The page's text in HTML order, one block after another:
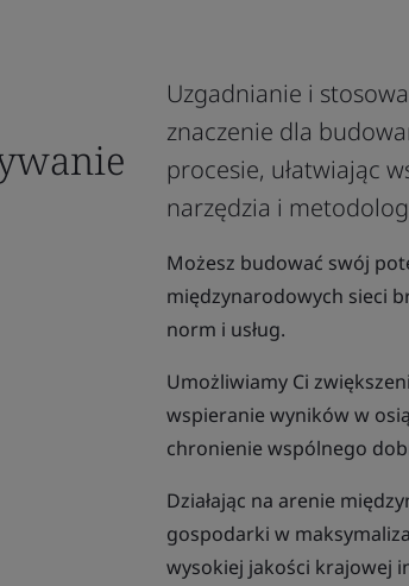
Uzgadnianie i
znaczenie dla
procesie, ułatwiając
narzędzia i
Możesz budować swój
międzynarodowych sieci
norm i usług.
Umożliwiamy Ci
wspieranie wyników w
chronienie wspólnego
Działając na arenie
gospodarki w
wysokiej jakości krajowej